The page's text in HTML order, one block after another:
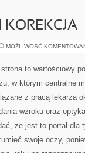
KOREKCJA
MOŻLIWOŚĆ
strona to wartościowy
w którym centralne
z pracą lekarza
wzroku oraz
że jest to portal dla
swoje oczy,